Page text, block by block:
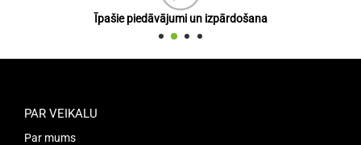
Īpašie piedāvājumi un izpārdošana
PAR VEIKALU
Par mums